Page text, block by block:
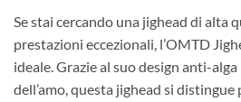
Se stai cercando una jighead di alta
prestazioni eccezionali, l’OMTD
ideale. Grazie al suo design anti-
dell’amo, questa jighead si distingue